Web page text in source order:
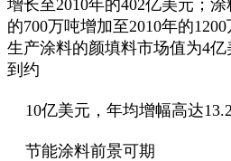
增长至2010年的402亿美元；
的700万吨增加至2010年的
生产涂料的颜填料市场值为4
到约
10亿美元，年均增幅高达
节能涂料前景可期